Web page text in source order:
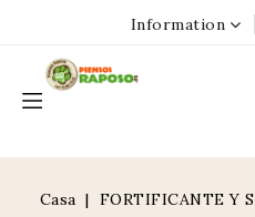
Information
Casa FORTIFICANTE Y